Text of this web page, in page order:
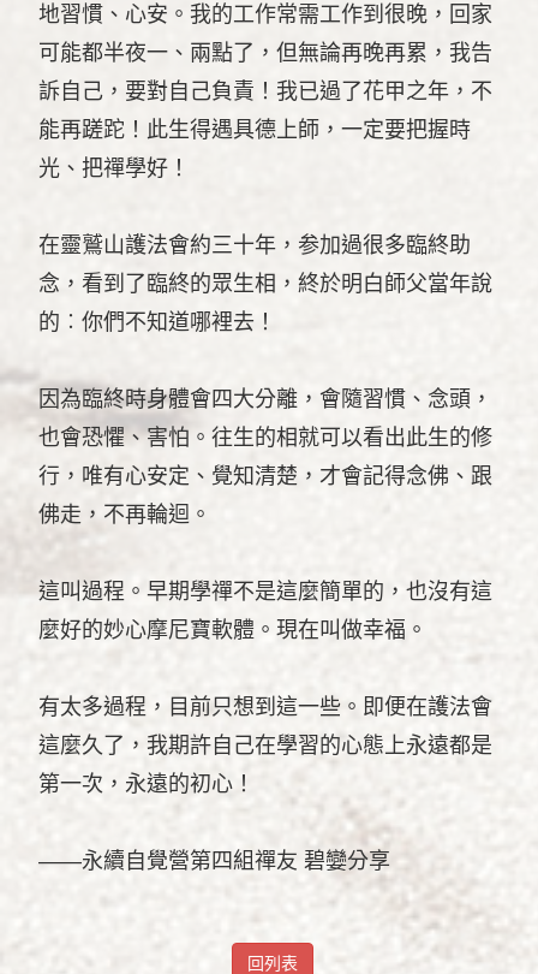
地習慣、心安。我的工作常需工作到很晚，回家
可能都半夜一、兩點了，但無論再晚再累，我告
訴自己，要對自己負責！我已過了花甲之年，不
能再蹉跎！此生得遇具德上師，一定要把握時
光、把禪學好！
在靈鷲山護法會約三十年，参加過很多臨終助
念，看到了臨終的眾生相，終於明白師父當年說
的︰你們不知道哪裡去！
因為臨終時身體會四大分離，會隨習慣、念頭，
也會恐懼、害怕。往生的相就可以看出此生的修
行，唯有心安定、覺知清楚，才會記得念佛、跟
佛走，不再輪迴。
這叫過程。早期學禪不是這麼簡單的，也沒有這
麼好的妙心摩尼寶軟體。現在叫做幸福。
有太多過程，目前只想到這一些。即便在護法會
這麼久了，我期許自己在學習的心態上永遠都是
第一次，永遠的初心！
——永續自覺營第四組禪友 碧孌分享
回列表